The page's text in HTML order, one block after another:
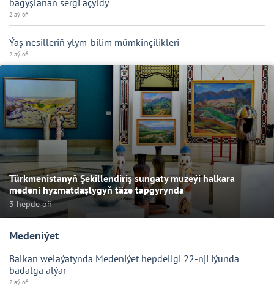
bagyşlanan sergi açyldy
2 aý öň
Ýaş nesilleriň ylym-bilim mümkinçilikleri
2 aý öň
Türkmenistanyň Şekillendiriş sungaty muzeýi halkara
medeni hyzmatdaşlygyň täze tapgyrynda
3 hepde öň
Medeniýet
Balkan welaýatynda Medeniýet hepdeligi 22-nji iýunda
badalga alýar
2 aý öň